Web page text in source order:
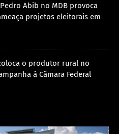
Abib no MDB provoca
projetos eleitorais em
o produtor rural no
à Câmara Federal